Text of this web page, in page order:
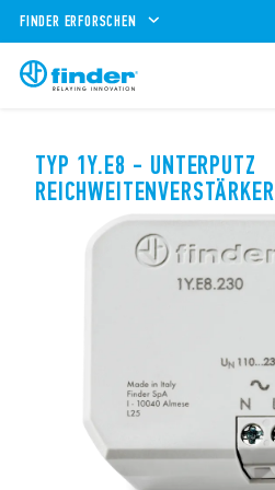
FINDER ERFORSCHEN
TYP 1Y.E8 - UNTERPUTZ
REICHWEITENVERSTÄRKER